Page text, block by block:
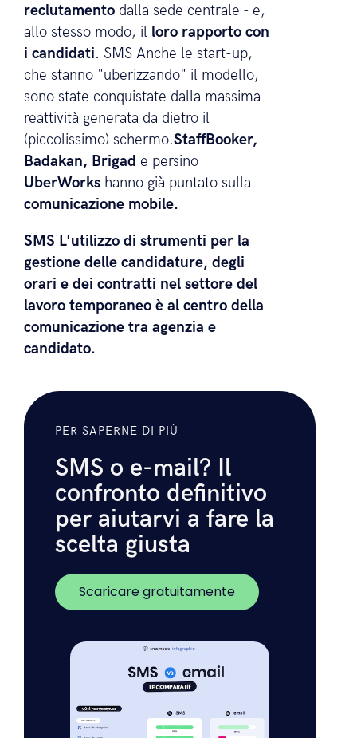
Expectrasono solo alcuni dei grandi
nomi del mondo del lavoro che stanno
già utilizzando per aiutare le lorofiliali
localio gestire i loroprocessi di
reclutamentodalla sede centrale - e,
allo stesso modo, illoro rapporto con
i candidati. SMS Anche le start-up,
che stanno "uberizzando" il modello,
sono state conquistate dalla massima
reattività generata da dietro il
Badakan, Brigad e persino
UberWorkshanno già puntato sulla
comunicazione mobile.
SMS L'utilizzo di strumenti per la
gestione delle candidature, degli
lavoro temporaneo è al centro della
comunicazione tra agenzia e
candidato.
PER SAPERNE DI PIÙ
SMS o e-mail? Il
confronto definitivo
per aiutarvi a fare la
Scaricare gratuitamente